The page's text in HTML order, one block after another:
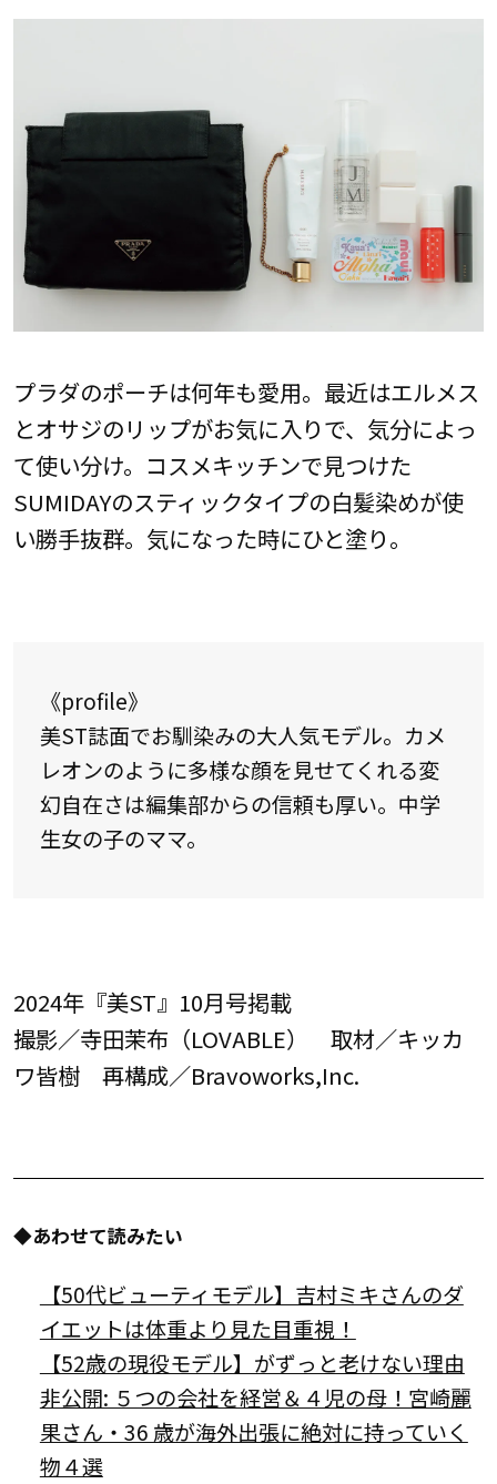
プラダのポーチは何年も愛用。最近はエルメス
とオサジのリップがお気に入りで、気分によっ
て使い分け。コスメキッチンで見つけた
SUMIDAYのスティックタイプの白髪染めが使
い勝手抜群。気になった時にひと塗り。
《profile》
美ST誌面でお馴染みの大人気モデル。カメ
レオンのように多様な顔を見せてくれる変
幻自在さは編集部からの信頼も厚い。中学
生女の子のママ。
2024年『美ST』10月号掲載
撮影／寺田茉布（LOVABLE） 取材／キッカ
ワ皆樹 再構成／Bravoworks,Inc.
◆あわせて読みたい
【50代ビューティモデル】吉村ミキさんのダ
イエットは体重より見た目重視！
【52歳の現役モデル】がずっと老けない理由
非公開: ５つの会社を経営＆４児の母！宮崎麗
果さん・36 歳が海外出張に絶対に持っていく
物４選